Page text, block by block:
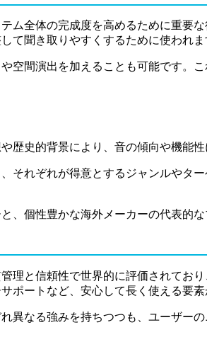
ム全体の完成度を高めるために重要
て聞き取りやすくするために使われま
空間演出を加えることも可能です。
歴史的背景により、音の傾向や機能性
それぞれが得意とするジャンルやタ
、個性豊かな海外メーカーの代表的
理と信頼性で世界的に評価されてお
ポートなど、安心して長く使える要素
異なる強みを持ちつつも、ユーザー